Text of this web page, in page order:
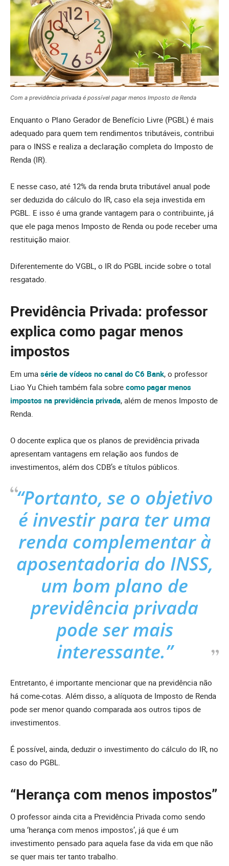
Com a previdência privada é possível pagar menos Imposto de Renda
Enquanto o Plano Gerador de Benefício Livre (PGBL) é mais
adequado para quem tem rendimentos tributáveis, contribui
para o INSS e realiza a declaração completa do Imposto de
Renda (IR).
E nesse caso, até 12% da renda bruta tributável anual pode
ser deduzida do cálculo do IR, caso ela seja investida em
PGBL. E isso é uma grande vantagem para o contribuinte, já
que ele paga menos Imposto de Renda ou pode receber uma
restituição maior.
Diferentemente do VGBL, o IR do PGBL incide sobre o total
resgatado.
Previdência Privada: professor
explica como pagar menos
impostos
Em uma série de vídeos no canal do C6 Bank, o professor
Liao Yu Chieh também fala sobre como pagar menos
impostos na previdência privada, além de menos Imposto de
Renda.
O docente explica que os planos de previdência privada
apresentam vantagens em relação aos fundos de
investimentos, além dos CDB’s e títulos públicos.
“Portanto, se o objetivo
é investir para ter uma
renda complementar à
aposentadoria do INSS,
um bom plano de
previdência privada
pode ser mais
interessante.”
Entretanto, é importante mencionar que na previdência não
há come-cotas. Além disso, a alíquota de Imposto de Renda
pode ser menor quando comparada aos outros tipos de
investimentos.
É possível, ainda, deduzir o investimento do cálculo do IR, no
caso do PGBL.
“Herança com menos impostos”
O professor ainda cita a Previdência Privada como sendo
uma ‘herança com menos impostos’, já que é um
investimento pensado para aquela fase da vida em que não
se quer mais ter tanto trabalho.